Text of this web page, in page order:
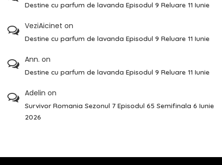
Destine cu parfum de lavanda Episodul 9 Reluare 11 Iunie
VeziAicinet on
Destine cu parfum de lavanda Episodul 9 Reluare 11 Iunie
Ann. on
Destine cu parfum de lavanda Episodul 9 Reluare 11 Iunie
Adelin on
Survivor Romania Sezonul 7 Episodul 65 Semifinala 6 Iunie
2026